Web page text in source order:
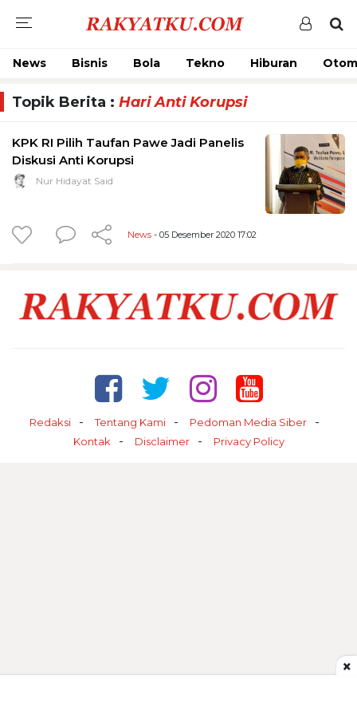
News Bisnis Bola Tekno Hiburan
Topik Berita : Hari Anti Korupsi
KPK RI Pilih Taufan Pawe Jadi Panelis
Diskusi Anti Korupsi
Nur Hidayat Said
News - 05 Desember 2020 17:02
Redaksi Tentang Kami
Pedoman Media Siber
Kontak
Disclaimer Privacy Policy
×